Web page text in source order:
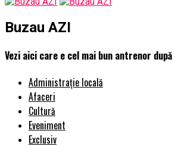
Buzau AZI
Vezi aici care e cel mai bun antrenor
Administrație locală
Afaceri
Cultură
Eveniment
Exclusiv